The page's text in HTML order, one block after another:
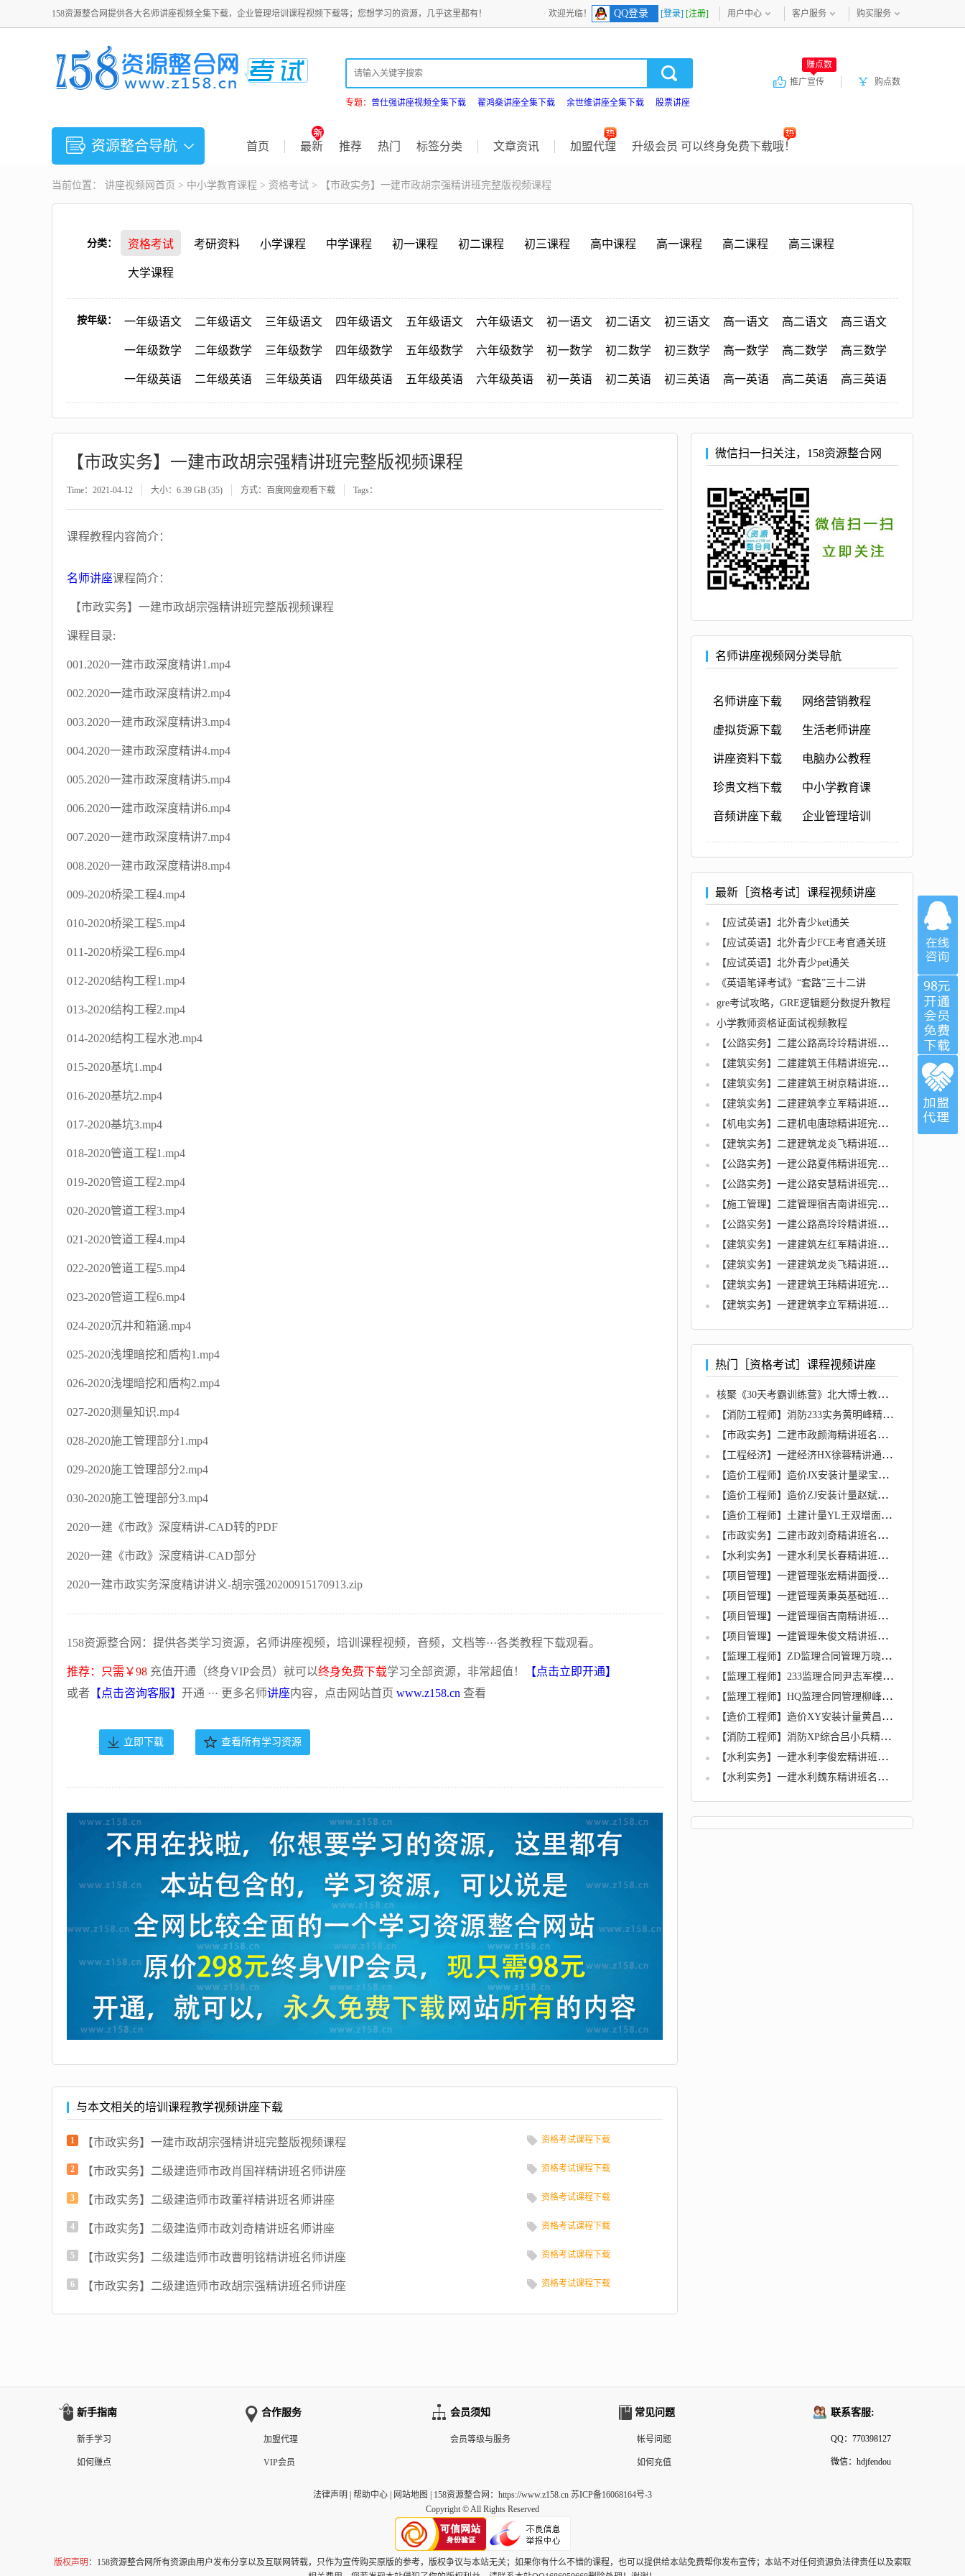
158资源整合网提供各大名师讲座视频全集下载，企业管理培训课程视频下载等；您想学习的资源，几乎这里都有！ 欢迎光临！ QQ登录 [登录] [注册] 用户中心 客户服务 购买服务
专题： 曾仕强讲座视频全集下载 翟鸿燊讲座全集下载 余世维讲座全集下载 股票讲座
购点数
推广宣传
赚点数
资源整合导航 首页 最新 推荐 热门 标签分类 文章资讯 加盟代理 升级会员 可以终身免费下载哦！
当前位置： 讲座视频 网首页 > 中小学教育课程 > 资格考试 > 【市政实务】一建市政胡宗强精讲班完整版视频课程
分类： 资格考试 考研资料 小学课程 中学课程 初一课程 初二课程 初三课程 高中课程 高一课程 高二课程 高三课程
大学课程
按年级： 一年级语文 二年级语文 三年级语文 四年级语文 五年级语文 六年级语文 初一语文 初二语文 初三语文 高一语文 高二语文 高三语文
一年级数学 二年级数学 三年级数学 四年级数学 五年级数学 六年级数学 初一数学 初二数学 初三数学 高一数学 高二数学 高三数学
一年级英语 二年级英语 三年级英语 四年级英语 五年级英语 六年级英语 初一英语 初二英语 初三英语 高一英语 高二英语 高三英语
【市政实务】一建市政胡宗强精讲班完整版视频课程
Time：2021-04-12 大小：6.39 GB (35) 方式：百度网盘观看下载 Tags：
课程教程内容简介：
名师讲座课程简介：
【市政实务】一建市政胡宗强精讲班完整版视频课程
课程目录:
001.2020一建市政深度精讲1.mp4
002.2020一建市政深度精讲2.mp4
003.2020一建市政深度精讲3.mp4
004.2020一建市政深度精讲4.mp4
005.2020一建市政深度精讲5.mp4
006.2020一建市政深度精讲6.mp4
007.2020一建市政深度精讲7.mp4
008.2020一建市政深度精讲8.mp4
009-2020桥梁工程4.mp4
010-2020桥梁工程5.mp4
011-2020桥梁工程6.mp4
012-2020结构工程1.mp4
013-2020结构工程2.mp4
014-2020结构工程水池.mp4
015-2020基坑1.mp4
016-2020基坑2.mp4
017-2020基坑3.mp4
018-2020管道工程1.mp4
019-2020管道工程2.mp4
020-2020管道工程3.mp4
021-2020管道工程4.mp4
022-2020管道工程5.mp4
023-2020管道工程6.mp4
024-2020沉井和箱涵.mp4
025-2020浅埋暗挖和盾构1.mp4
026-2020浅埋暗挖和盾构2.mp4
027-2020测量知识.mp4
028-2020施工管理部分1.mp4
029-2020施工管理部分2.mp4
030-2020施工管理部分3.mp4
2020一建《市政》深度精讲-CAD转的PDF
2020一建《市政》深度精讲-CAD部分
2020一建市政实务深度精讲讲义-胡宗强20200915170913.zip
158资源整合网：提供各类学习资源，名师讲座视频，培训课程视频，音频，文档等···各类教程下载观看。
推荐：只需￥98 充值开通（终身VIP会员）就可以终身免费下载学习全部资源，非常超值！
【点击立即开通】
或者 【点击咨询客服】 开通 ··· 更多名师讲座内容，点击网站首页 www.z158.cn 查看
立即下载 查看所有学习资源
与本文相关的培训课程教学视频讲座下载
1 【市政实务】一建市政胡宗强精讲班完整版视频课程 资格考试课程下载
2 【市政实务】二级建造师市政肖国祥精讲班名师讲座 资格考试课程下载
3 【市政实务】二级建造师市政董祥精讲班名师讲座 资格考试课程下载
4 【市政实务】二级建造师市政刘奇精讲班名师讲座 资格考试课程下载
5 【市政实务】二级建造师市政曹明铭精讲班名师讲座 资格考试课程下载
6 【市政实务】二级建造师市政胡宗强精讲班名师讲座 资格考试课程下载
微信扫一扫关注，158资源整合网
名师讲座视频网分类导航
名师讲座下载 网络营销教程
虚拟货源下载 生活老师讲座
讲座资料下载 电脑办公教程
珍贵文档下载 中小学教育课
音频讲座下载 企业管理培训
最新［资格考试］课程视频讲座
【应试英语】北外青少ket通关
【应试英语】北外青少FCE考官通关班
【应试英语】北外青少pet通关
《英语笔译考试》“套路”三十二讲
gre考试攻略，GRE逻辑题分数提升教程
小学教师资格证面试视频教程
【公路实务】二建公路高玲玲精讲班视频课件
【建筑实务】二建建筑王伟精讲班完整版视频课件
【建筑实务】二建建筑王树京精讲班完整版名师讲座
【建筑实务】二建建筑李立军精讲班完整版名师讲座
【机电实务】二建机电唐琼精讲班完整版视频课件
【建筑实务】二建建筑龙炎飞精讲班完整版名师讲座
【公路实务】一建公路夏伟精讲班完整版名师讲座
【公路实务】一建公路安慧精讲班完整版视频课件
【施工管理】二建管理宿吉南讲班完整版视频课件
【公路实务】一建公路高玲玲精讲班完整版视频课件
【建筑实务】一建建筑左红军精讲班完整版名师讲座
【建筑实务】一建建筑龙炎飞精讲班完整版名师讲座
【建筑实务】一建建筑王玮精讲班完整版名师讲座
【建筑实务】一建建筑李立军精讲班完整版名师讲座
热门［资格考试］课程视频讲座
核聚《30天考霸训练营》北大博士教你通关任何考试
【消防工程师】消防233实务黄明峰精讲班名师讲座视频课件全套
【市政实务】二建市政颜海精讲班名师讲座视频课件全套
【工程经济】一建经济HX徐蓉精讲通关班全套视频
【造价工程师】造价JX安装计量梁宝臣精讲班名师讲座视频课件全套
【造价工程师】造价ZJ安装计量赵斌精讲班名师讲座视频课件全套
【造价工程师】土建计量YL王双增面授精讲班名师讲座视频课件全套
【市政实务】二建市政刘奇精讲班名师讲座视频课件全套
【水利实务】一建水利吴长春精讲班名师讲座视频课件全套
【项目管理】一建管理张宏精讲面授班名师讲座视频课件全套
【项目管理】一建管理黄秉英基础班名师讲座视频课件全套
【项目管理】一建管理宿吉南精讲班名师讲座视频课件全套
【项目管理】一建管理朱俊文精讲班名师讲座视频课件全套
【监理工程师】ZD监理合同管理万晓精讲班名师讲座视频课件全套
【监理工程师】233监理合同尹志军模考押题班及考点预测班视频课件
【监理工程师】HQ监理合同管理柳峰习题班名师讲座视频课件全套
【造价工程师】造价XY安装计量黄昌铁精讲班名师讲座视频课件
【消防工程师】消防XP综合吕小兵精讲班名师讲座视频课件全套
【水利实务】一建水利李俊宏精讲班名师讲座视频课件全套
【水利实务】一建水利魏东精讲班名师讲座视频课件全套
新手指南
新手学习
如何赚点
合作服务
加盟代理
VIP会员
会员须知
会员等级与服务
常见问题
帐号问题
如何充值
联系客服:
QQ：770398127
微信：hdjfendou
法律声明 帮助中心 网站地图 158资源整合网 ：https://www.z158.cn 苏ICP备16068164号-3
Copyright © All Rights Reserved
版权声明 ：158资源整合网所有资源由用户发布分享以及互联网转载，只作为宣传购买原版的参考，版权争议与本站无关；如果你有什么不错的课程，也可以提供给本站免费帮你发布宣传；本站不对任何资源负法律责任以及索取